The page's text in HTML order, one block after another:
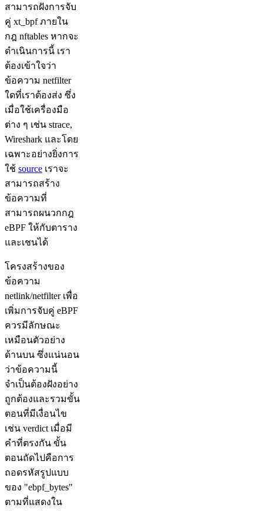
สามารถฝังการจับ
คู่ xt_bpf ภายใน
กฎ nftables หากจะ
ดำเนินการนี้ เรา
ต้องเข้าใจว่า
ข้อความ netfilter
ใดที่เราต้องส่ง ซึ่ง
เมื่อใช้เครื่องมือ
ต่าง ๆ เช่น strace,
Wireshark และโดย
เฉพาะอย่างยิ่งการ
ใช้ source เราจะ
สามารถสร้าง
ข้อความที่
สามารถผนวกกฎ
eBPF ให้กับตาราง
และเชนได้
โครงสร้างของ
ข้อความ
netlink/netfilter เพื่อ
เพิ่มการจับคู่ eBPF
ควรมีลักษณะ
เหมือนตัวอย่าง
ด้านบน ซึ่งแน่นอน
ว่าข้อความนี้
จำเป็นต้องฝังอย่าง
ถูกต้องและรวมขั้น
ตอนที่มีเงื่อนไข
เช่น verdict เมื่อมี
คำที่ตรงกัน ขั้น
ตอนถัดไปคือการ
ถอดรหัสรูปแบบ
ของ "ebpf_bytes"
ตามที่แสดงใน